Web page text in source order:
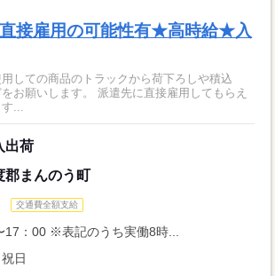
接雇用の可能性有★高時給★入
しての商品のトラックから荷下ろしや積込
お願いします。 派遣先に直接雇用してもらえ
...
出荷
郡まんのう町
交通費全額支給
17：00 ※表記のうち実働8時...
日